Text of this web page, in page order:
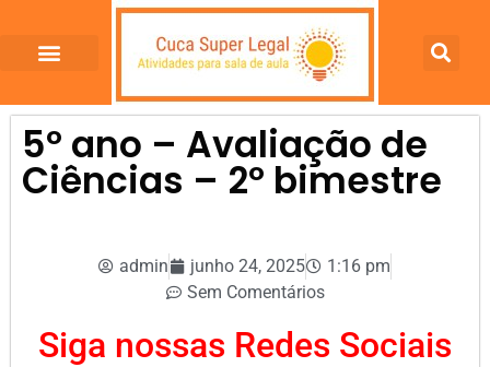
5º ano – Avaliação de
Ciências – 2º bimestre
admin junho 24, 2025
1:16 pm
Sem Comentários
Siga nossas Redes Sociais